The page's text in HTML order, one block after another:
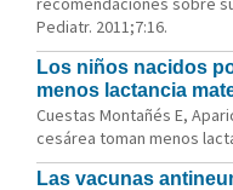
Pediatr. 2011;7:16.
Los niños nacidos
menos lactancia
Cuestas Montañés E,
cesárea toman menos
Las vacunas